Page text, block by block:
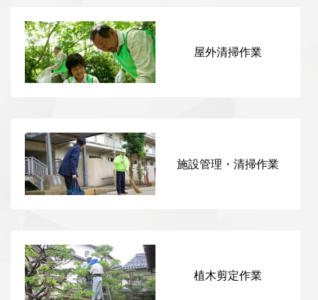
屋外清掃作業
施設管理・清掃作業
植木剪定作業